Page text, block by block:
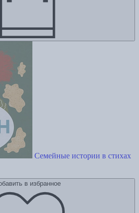
Семейные истории в стихах
в избранное